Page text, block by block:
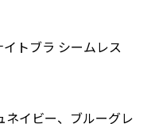
トブラ シームレス
イビー、ブルーグレ